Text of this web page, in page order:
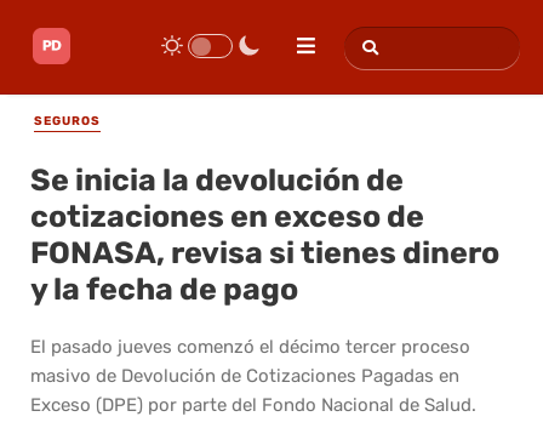
SEGUROS
Se inicia la devolución de
cotizaciones en exceso de
FONASA, revisa si tienes dinero
y la fecha de pago
El pasado jueves comenzó el décimo tercer proceso
masivo de Devolución de Cotizaciones Pagadas en
Exceso (DPE) por parte del Fondo Nacional de Salud.